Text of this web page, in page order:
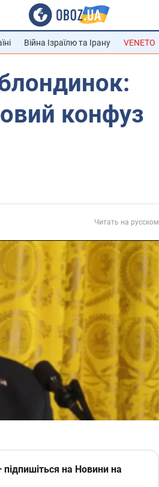
Війна Ізраїлю та Ірану VENETO
конфуз
Читать на русском
на Новини на